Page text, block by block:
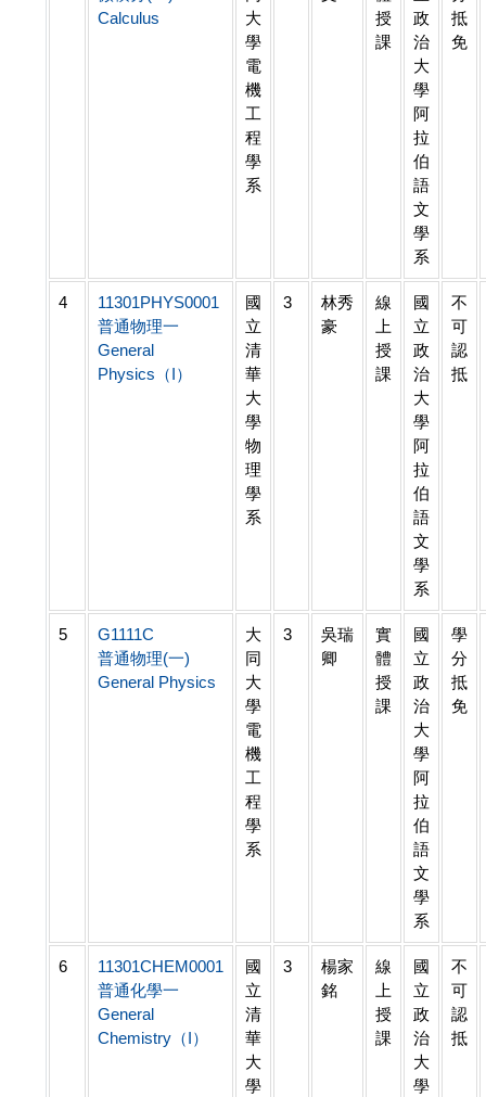
Calculus
大
學
電
機
工
程
學
系
授
課
政
治
大
學
阿
拉
伯
語
文
學
系
抵
免
4
11301PHYS0001
普通物理一
General
Physics（I）
國
立
清
華
大
學
物
理
學
系
3
林秀
豪
線
上
授
課
國
立
政
治
大
學
阿
拉
伯
語
文
學
系
不
可
認
抵
5
G1111C
普通物理(一)
General Physics
大
同
大
學
電
機
工
程
學
系
3
吳瑞
卿
實
體
授
課
國
立
政
治
大
學
阿
拉
伯
語
文
學
系
學
分
抵
免
6
11301CHEM0001
普通化學一
General
Chemistry（I）
國
立
清
華
大
學
3
楊家
銘
線
上
授
課
國
立
政
治
大
學
不
可
認
抵